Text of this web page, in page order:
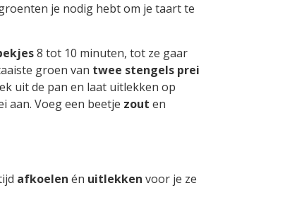
je nodig hebt om je taart te
8 tot 10 minuten, tot ze gaar
groen van twee stengels prei
uit de pan en laat uitlekken op
aan. Voeg een beetje zout en
afkoelen én uitlekken voor je ze